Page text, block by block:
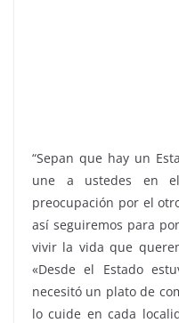
“Sepan que hay un
une a ustedes en
preocupación por el
así seguiremos para
vivir la vida que
«Desde el Estado
necesitó un plato de
lo cuide en cada